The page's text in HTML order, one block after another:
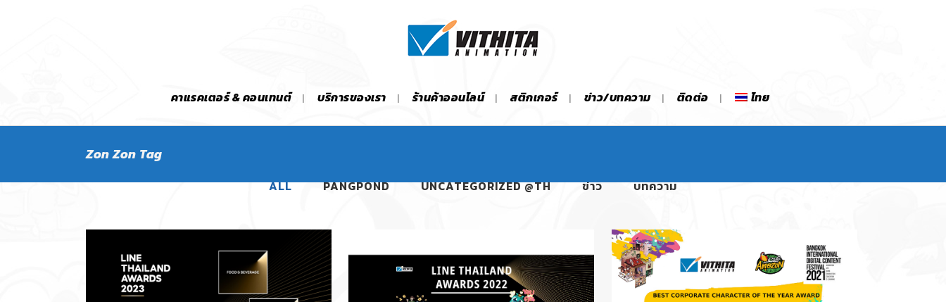
คาแรคเตอร์ & คอนเทนต์ บริการของเรา ร้านค้าออนไลน์ สติกเกอร์ ข่าว/บทความ ติดต่อ ไทย
Zon Zon Tag
ALL PANGPOND UNCATEGORIZED @TH ข่าว บทความ